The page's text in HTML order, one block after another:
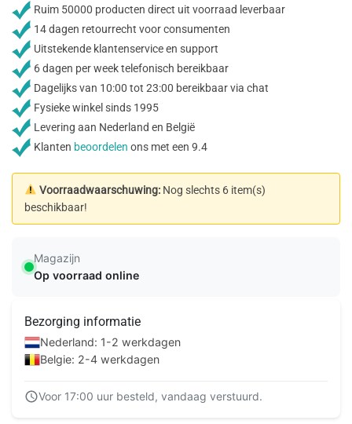
Ruim 50000 producten direct uit voorraad leverbaar
14 dagen retourrecht voor consumenten
Uitstekende klantenservice en support
6 dagen per week telefonisch bereikbaar
Dagelijks van 10:00 tot 23:00 bereikbaar via chat
Fysieke winkel sinds 1995
Levering aan Nederland en België
Klanten beoordelen ons met een 9.4
Voorraadwaarschuwing: Nog slechts 6 item(s)
beschikbaar!
Magazijn
Op voorraad online
Bezorging informatie
Nederland: 1-2 werkdagen
Belgie: 2-4 werkdagen
Voor 17:00 uur besteld, vandaag verstuurd.